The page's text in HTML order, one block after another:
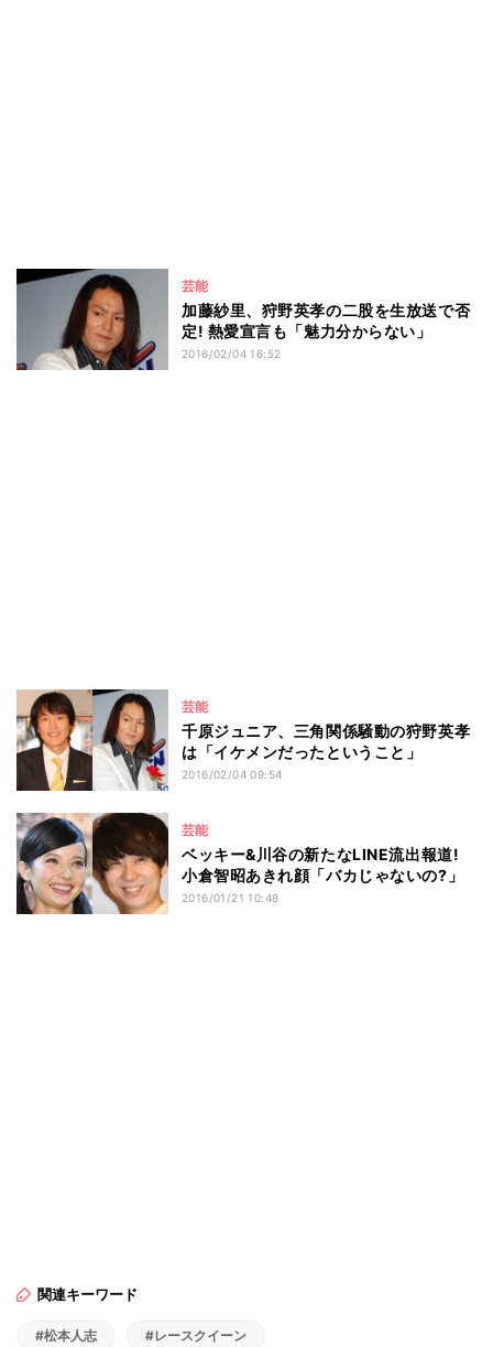
芸能
加藤紗里、狩野英孝の二股を生放送で否
定! 熱愛宣言も「魅力分からない」
2016/02/04 16:52
芸能
千原ジュニア、三角関係騒動の狩野英孝
は「イケメンだったということ」
2016/02/04 09:54
芸能
ベッキー&川谷の新たなLINE流出報道!
小倉智昭あきれ顔「バカじゃないの?」
2016/01/21 10:48
関連キーワード
#松本人志 #レースクイーン